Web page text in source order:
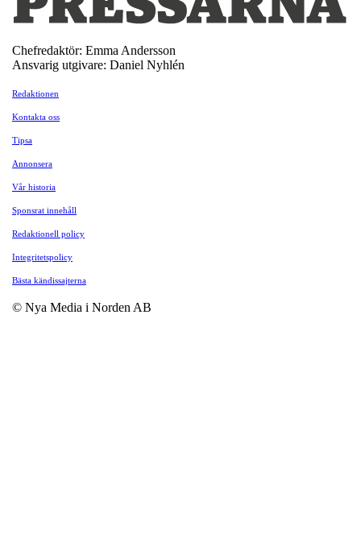
Chefredaktör: Emma Andersson
Ansvarig utgivare: Daniel Nyhlén
Redaktionen
Kontakta oss
Tipsa
Annonsera
Vår historia
Sponsrat innehåll
Redaktionell policy
Integritetspolicy
Bästa kändissajterna
© Nya Media i Norden AB